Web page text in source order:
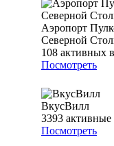
Аэропорт
Северной
108 активных
Посмотреть
ВкусВилл
3393 активные
Посмотреть